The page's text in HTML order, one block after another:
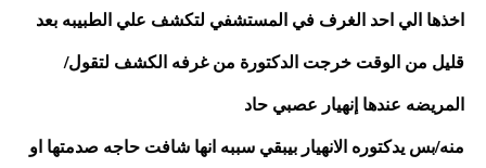
قليل من الوقت خرجت الدكتورة من غرفه الكشف لتقول/
المريضه عندها إنهيار عصبي حاد